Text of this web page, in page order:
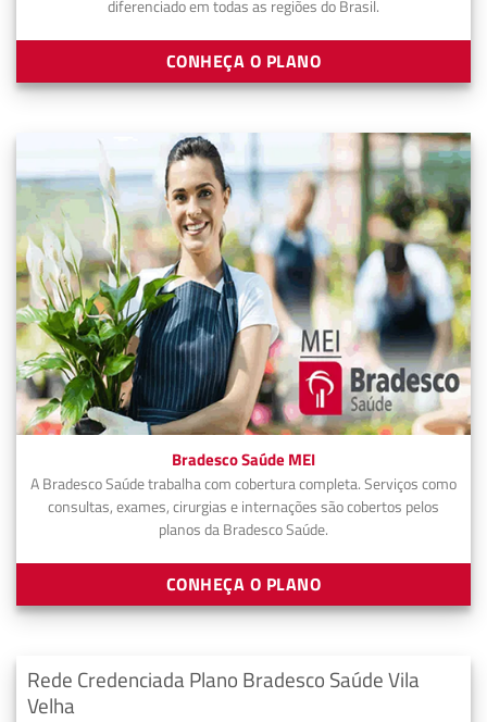
diferenciado em todas as regiões do Brasil.
CONHEÇA O PLANO
Bradesco Saúde MEI
A Bradesco Saúde trabalha com cobertura completa. Serviços como
consultas, exames, cirurgias e internações são cobertos pelos
planos da Bradesco Saúde.
CONHEÇA O PLANO
Rede Credenciada Plano Bradesco Saúde Vila
Velha